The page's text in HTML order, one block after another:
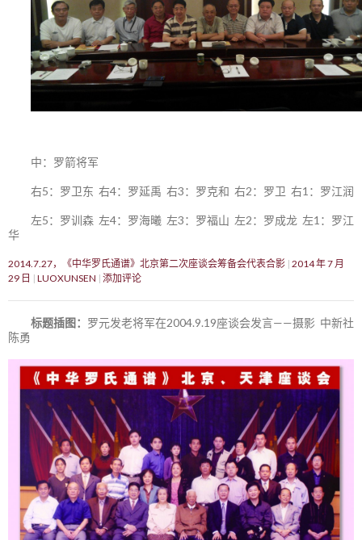
中：罗箭将军
右5：罗卫东 右4：罗延禹 右3：罗克和 右2：罗卫 右1：罗江润
左5：罗训森 左4：罗海曦 左3：罗福山 左2：罗成龙 左1：罗江
华
2014.7.27，《中华罗氏通谱》北京第二次座谈会筹备会代表合影 2014 年 7 月
29 日
LUOXUNSEN 添加评论
标题插图： 罗元发老将军在2004.9.19座谈会发言——摄影 中新社
陈勇